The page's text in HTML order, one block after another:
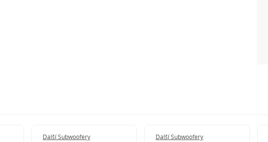
Další Subwoofery Další Subwoofery